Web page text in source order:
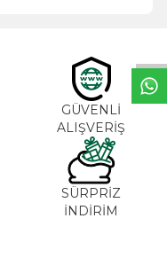
GÜVENLİ
ALIŞVERİŞ
SÜRPRİZ
İNDİRİM